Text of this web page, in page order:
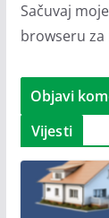
Sačuvaj
browseru
Vijesti